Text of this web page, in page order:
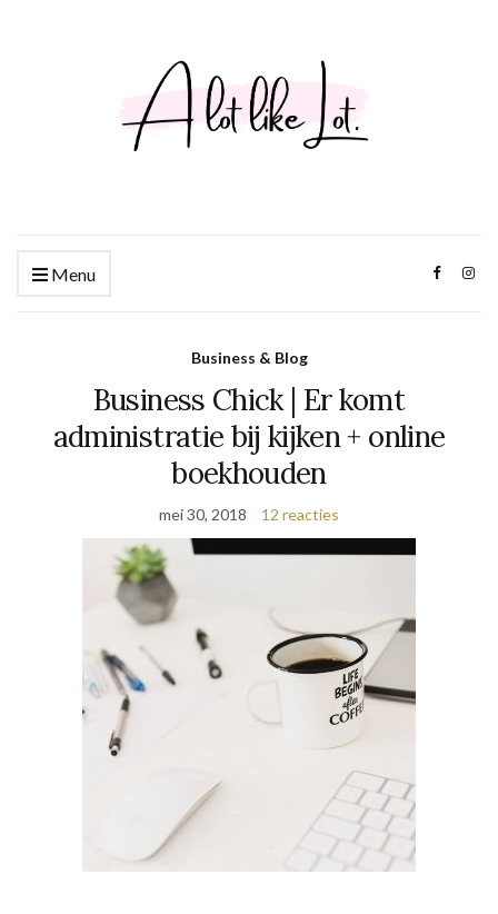
Menu
Business & Blog
Business Chick | Er komt
administratie bij kijken + online
boekhouden
mei 30, 2018 12 reacties